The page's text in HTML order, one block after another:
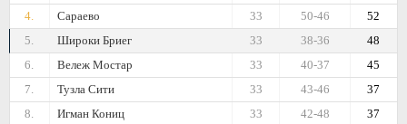
4.
Сараево 52
50-46
33
5.
Широки Бриег 48
38-36
33
6.
Вележ Мостар 45
40-37
33
7.
Тузла Сити 37
43-46
33
8.
Игман Кониц 37
42-48
33